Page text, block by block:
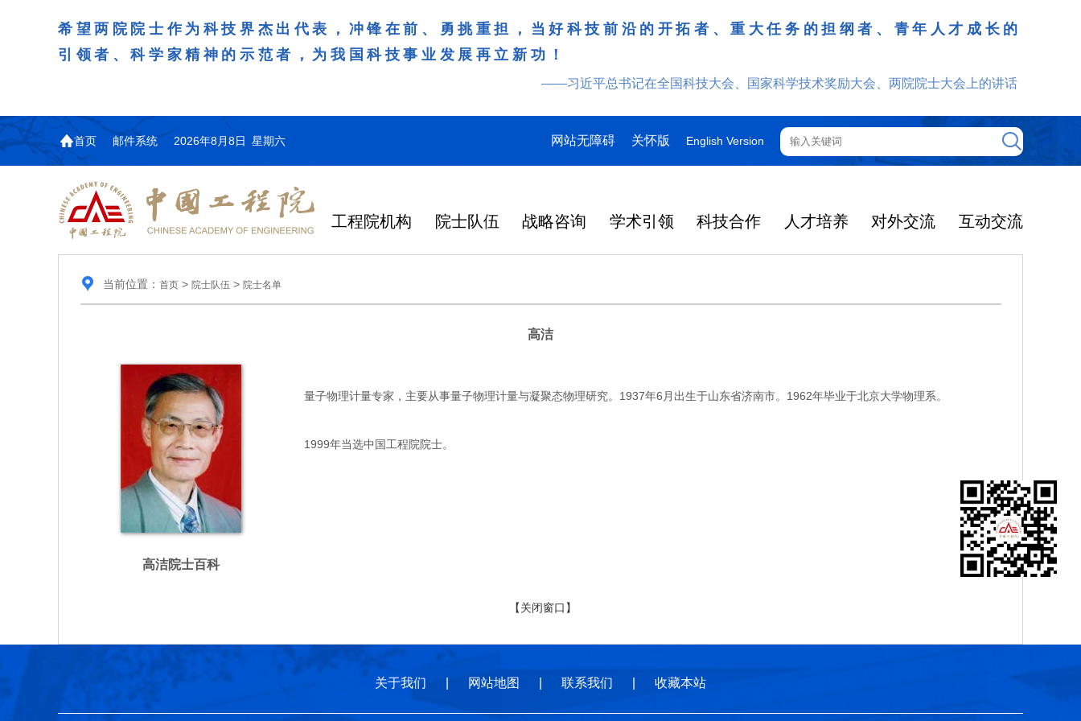
希望两院院士作为科技界杰出代表，冲锋在前、勇挑重担，当好科技前沿的开拓者、重大任务的担纲者、青年人才成长的
引领者、科学家精神的示范者，为我国科技事业发展再立新功！
——习近平总书记在全国科技大会、国家科学技术奖励大会、两院院士大会上的讲话
首页 邮件系统 2026年8月8日 星期六 网站无障碍 关怀版 English Version
工程院机构 院士队伍 战略咨询 学术引领 科技合作 人才培养 对外交流 互动交流
当前位置： 首页> 院士队伍 > 院士名单
高洁
高洁院士百科
量子物理计量专家，主要从事量子物理计量与凝聚态物理研究。1937年6月出生于山东省济南市。1962年毕业于北京大学物理系。
1999年当选中国工程院院士。
【关闭窗口】
关于我们 网站地图 联系我们 收藏本站